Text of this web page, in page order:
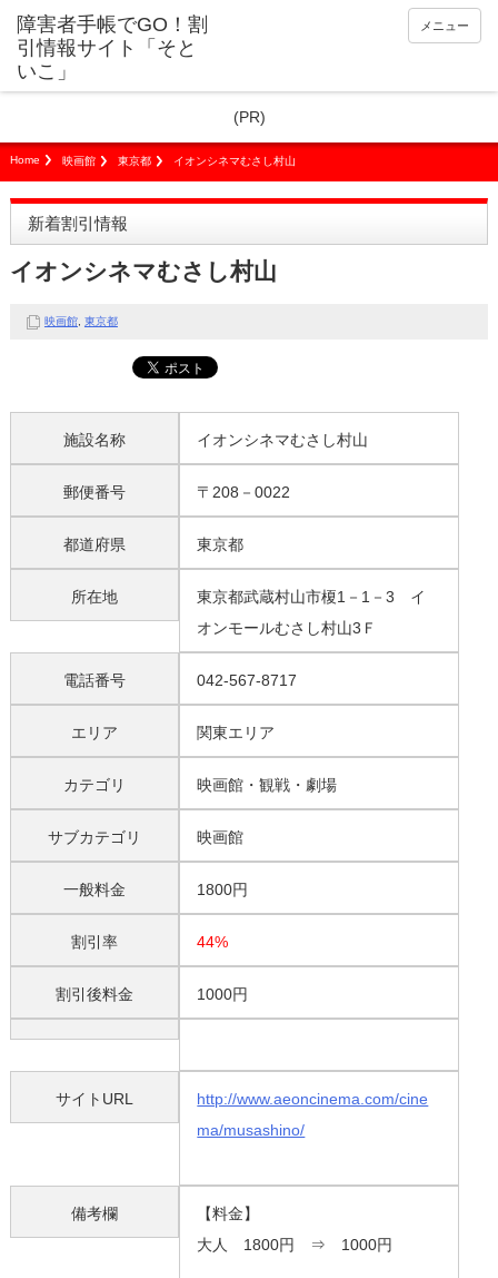
障害者手帳でGO！割
引情報サイト「そと
いこ」
メニュー
(PR)
Home 映画館 東京都 イオンシネマむさし村山
新着割引情報
イオンシネマむさし村山
映画館, 東京都
施設名称 イオンシネマむさし村山
郵便番号 〒208－0022
都道府県 東京都
所在地
東京都武蔵村山市榎1－1－3 イ
オンモールむさし村山3Ｆ
電話番号 042-567-8717
エリア 関東エリア
カテゴリ 映画館・観戦・劇場
サブカテゴリ 映画館
一般料金 1800円
割引率 44%
割引後料金 1000円
サイトURL
http://www.aeoncinema.com/cine
ma/musashino/
備考欄
【料金】
大人 1800円 ⇒ 1000円